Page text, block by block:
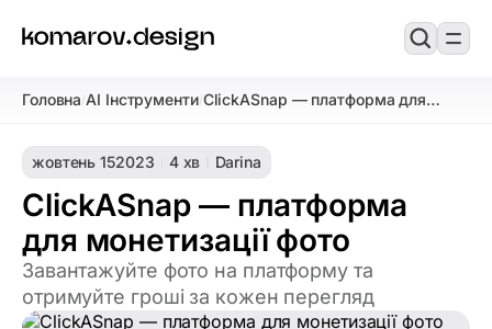
Головна/AI Інструменти/ClickASnap — платформа для
жовтень 152023 4 хв Darina
ClickASnap — платформа
для монетизації фото
Завантажуйте фото на платформу та
отримуйте гроші за кожен перегляд